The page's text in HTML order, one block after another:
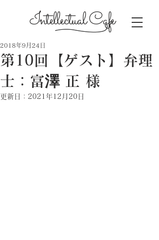
Intellectual Cafe
第10回【ゲスト】弁理
士：富澤 正 様
2018年9月24日
更新日： 2021年12月20日